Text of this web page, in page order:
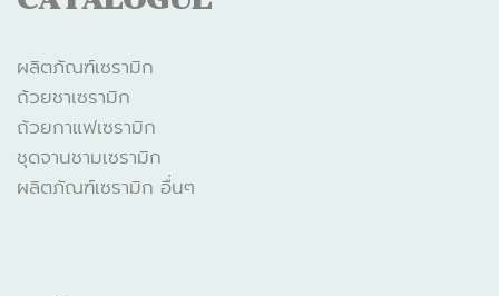
ผลิตภัณฑ์เซรามิก
ถ้วยชาเซรามิก
ถ้วยกาแฟเซรามิก
ชุดจานชามเซรามิก
ผลิตภัณฑ์เซรามิก อื่นๆ